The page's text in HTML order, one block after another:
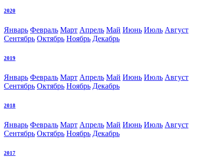
2020
Январь Февраль Март Апрель Май Июнь Июль Август
Сентябрь Октябрь Ноябрь Декабрь
2019
Январь Февраль Март Апрель Май Июнь Июль Август
Сентябрь Октябрь Ноябрь Декабрь
2018
Январь Февраль Март Апрель Май Июнь Июль Август
Сентябрь Октябрь Ноябрь Декабрь
2017